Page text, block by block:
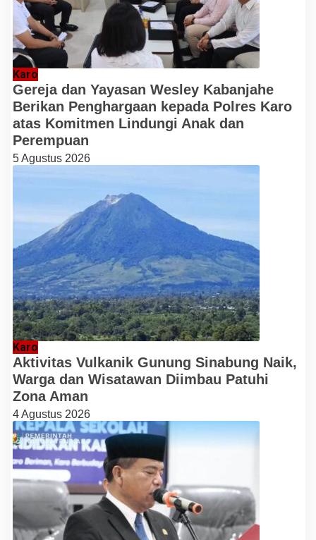
Karo
Gereja dan Yayasan Wesley Kabanjahe
Berikan Penghargaan kepada Polres Karo
atas Komitmen Lindungi Anak dan
Perempuan
5 Agustus 2026
Karo
Aktivitas Vulkanik Gunung Sinabung Naik,
Warga dan Wisatawan Diimbau Patuhi
Zona Aman
4 Agustus 2026